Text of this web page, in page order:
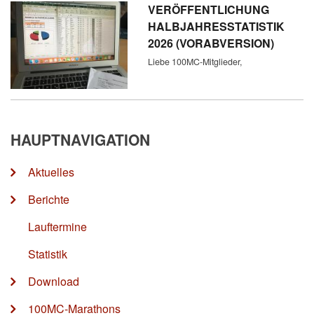
VERÖFFENTLICHUNG
HALBJAHRESSTATISTIK
2026 (VORABVERSION)
Liebe 100MC-Mitglieder,
HAUPTNAVIGATION
Aktuelles
Berichte
Lauftermine
Statistik
Download
100MC-Marathons